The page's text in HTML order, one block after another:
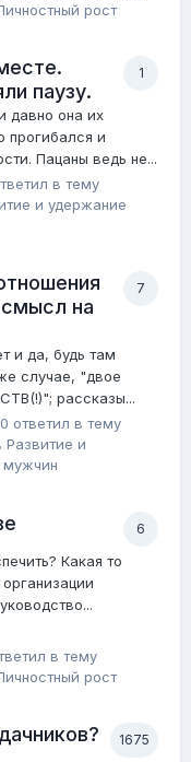
рост
1
паузу.
давно она их
прогибался и
Пацаны ведь не...
в тему
и удержание
7
на
и да, будь там
случае, "двое
рассказы...
ответил в тему
Pазвитие и
мужчин
6
Какая то
в тему
рост
1675